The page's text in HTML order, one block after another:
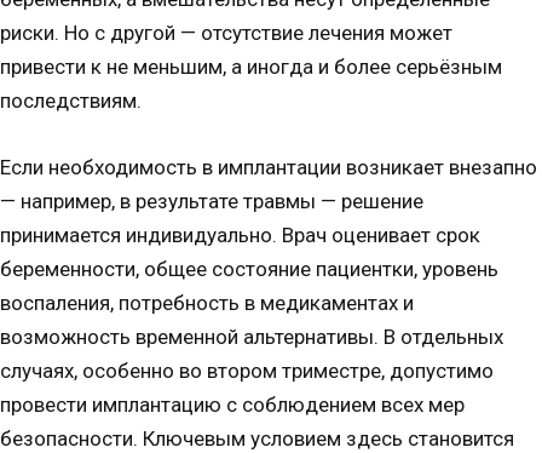
риски. Но с другой — отсутствие лечения может
привести к не меньшим, а иногда и более серьёзным
последствиям.
Если необходимость в имплантации возникает внезапно
— например, в результате травмы — решение
принимается индивидуально. Врач оценивает срок
беременности, общее состояние пациентки, уровень
воспаления, потребность в медикаментах и
возможность временной альтернативы. В отдельных
случаях, особенно во втором триместре, допустимо
провести имплантацию с соблюдением всех мер
безопасности. Ключевым условием здесь становится